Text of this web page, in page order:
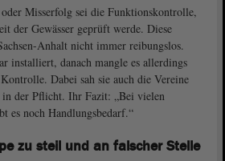
Misserfolg sei die Funktionskontrolle,
der Gewässer geprüft werde. Diese
Anhalt nicht immer reibungslos.
installiert, danach mangle es allerdings
Dabei sah sie auch die Vereine
der Pflicht. Ihr Fazit: „Bei vielen
es noch Handlungsbedarf.“
zu steil und an falscher Stelle